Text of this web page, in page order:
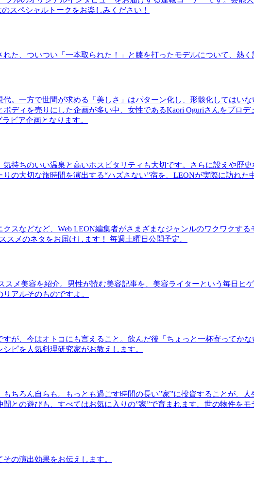
スペシャルトークをお楽しみください！
た、ついつい「一本取られた！」と膝を打ったモデルについて、熱く
。一方で世間が求める「美しさ」はパターン化し、形骸化してはい
ディを売りにした企画が多い中、女性であるKaori Oguriさんをプロ
ビア企画となります。
持ちのいい温泉と高いホスピタリティも大切です。さらに設えや歴
の大切な旅時間を演出する“ハズさない”宿を、LEONが実際に訪れた
スなどなど、Web LEON編集者がさまざまなジャンルのワクワクする
スメのネタをお届けします！ 毎週土曜日公開予定。
メ美容を紹介。男性が読む美容記事を、美容ライターという毎日ヒ
アルそのものですよ。
が、今はオトコにも言えること。飲んだ後「ちょっと一杯寄ってか
ピを人気料理研究家がお教えします。
ちろん自らも。もっとも過ごす時間の長い”家”に投資することが、
との遊びも、すべてはお気に入りの”家”で育まれます。世の物件をモ
の演出効果をお伝えします。